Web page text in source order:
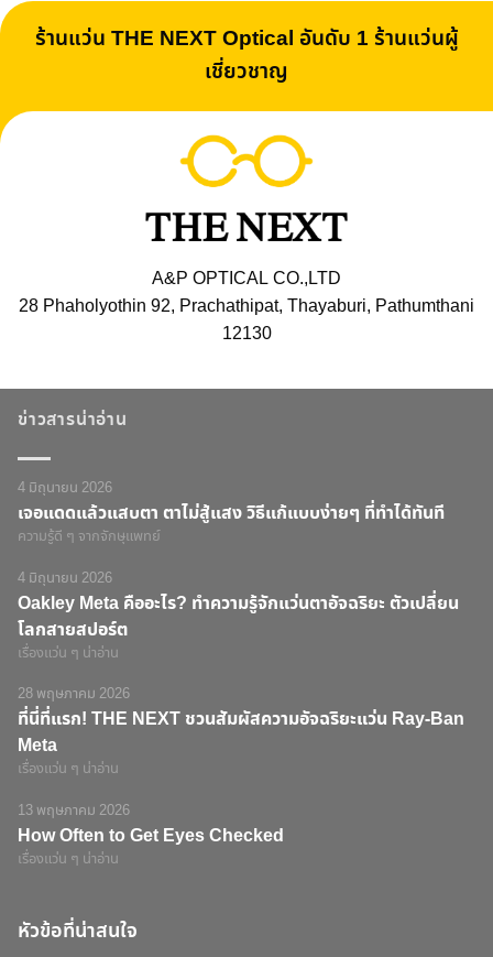
ร้านแว่น THE NEXT Optical อันดับ 1 ร้านแว่นผู้
เชี่ยวชาญ
A&P OPTICAL CO.,LTD
28 Phaholyothin 92, Prachathipat, Thayaburi, Pathumthani
12130
ข่าวสารน่าอ่าน
4 มิถุนายน 2026
เจอแดดแล้วแสบตา ตาไม่สู้แสง วิธีแก้แบบง่ายๆ ที่ทำได้ทันที
ความรู้ดี ๆ จากจักษุแพทย์
4 มิถุนายน 2026
Oakley Meta คืออะไร? ทำความรู้จักแว่นตาอัจฉริยะ ตัวเปลี่ยน
โลกสายสปอร์ต
เรื่องแว่น ๆ น่าอ่าน
28 พฤษภาคม 2026
ที่นี่ที่แรก! THE NEXT ชวนสัมผัสความอัจฉริยะแว่น Ray-Ban
Meta
เรื่องแว่น ๆ น่าอ่าน
13 พฤษภาคม 2026
How Often to Get Eyes Checked
เรื่องแว่น ๆ น่าอ่าน
หัวข้อที่น่าสนใจ